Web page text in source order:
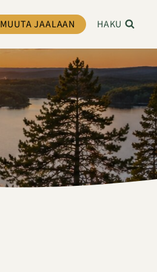
MUUTA JAALAAN HAKU